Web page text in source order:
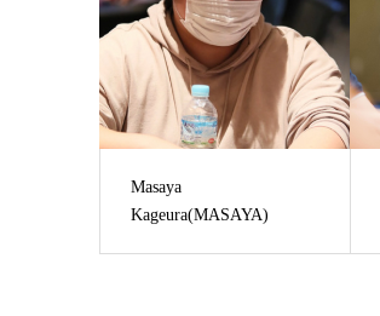
Masaya
Kageura(MASAYA)